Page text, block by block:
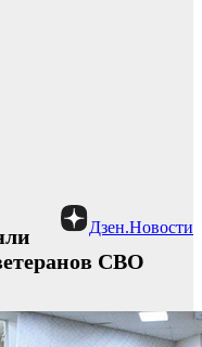
Дзен.Новости
СВО